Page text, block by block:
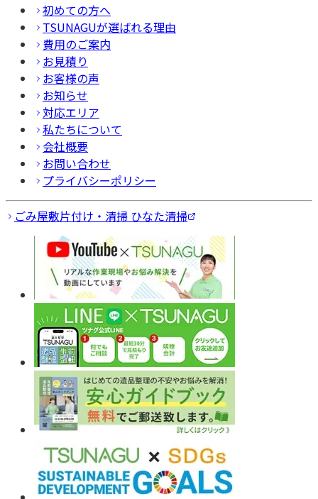
初めての方へ
TSUNAGUが選ばれる理由
費用のご案内
お見積り
お客様の声
お知らせ
対応エリア
私たちについて
会社概要
お問い合わせ
プライバシーポリシー
ごみ屋敷片付け・清掃 ひなた清掃